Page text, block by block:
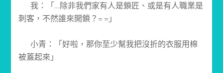
我：「…除非我們家有人是鎖匠、或是有人職業是
刺客，不然誰來開鎖？= =」
小青：「好啦，那你至少幫我把沒折的衣服用棉
被蓋起來」